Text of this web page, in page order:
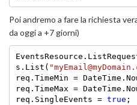
Poi andremo a fare la richiesta
da oggi a +7 giorni)
s.List(
req.TimeMin =
req.TimeMax =
req.SingleEvents = true ;